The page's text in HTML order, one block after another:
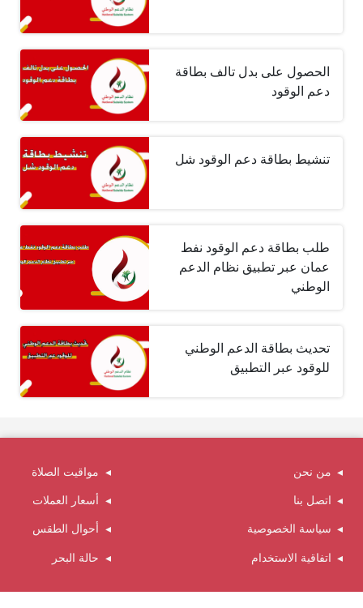
الحصول على بدل تالف بطاقة
دعم الوقود
تنشيط بطاقة دعم الوقود شل
طلب بطاقة دعم الوقود نفط
عمان عبر تطبيق نظام الدعم
الوطني
تحديث بطاقة الدعم الوطني
للوقود عبر التطبيق
من نحن
اتصل بنا
سياسة الخصوصية
اتفاقية الاستخدام
مواقيت الصلاة
أسعار العملات
أحوال الطقس
حالة البحر